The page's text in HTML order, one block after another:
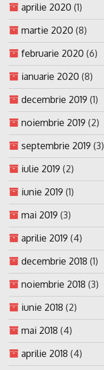
aprilie 2020 (1)
martie 2020 (8)
februarie 2020 (6)
ianuarie 2020 (8)
decembrie 2019 (1)
noiembrie 2019 (2)
septembrie 2019 (3)
iulie 2019 (2)
iunie 2019 (1)
mai 2019 (3)
aprilie 2019 (4)
decembrie 2018 (1)
noiembrie 2018 (3)
iunie 2018 (2)
mai 2018 (4)
aprilie 2018 (4)